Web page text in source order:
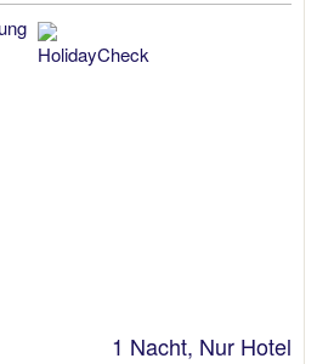
1 Nacht, Nur Hotel